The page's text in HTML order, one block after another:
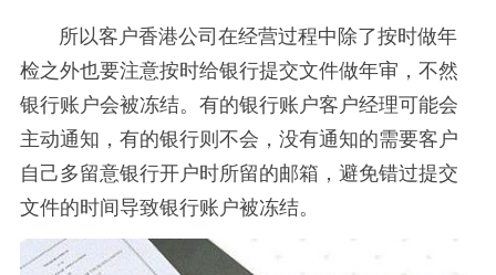
所以客户香港公司在经营过程中除了按时做年
检之外也要注意按时给银行提交文件做年审，不然
银行账户会被冻结。有的银行账户客户经理可能会
主动通知，有的银行则不会，没有通知的需要客户
自己多留意银行开户时所留的邮箱，避免错过提交
文件的时间导致银行账户被冻结。